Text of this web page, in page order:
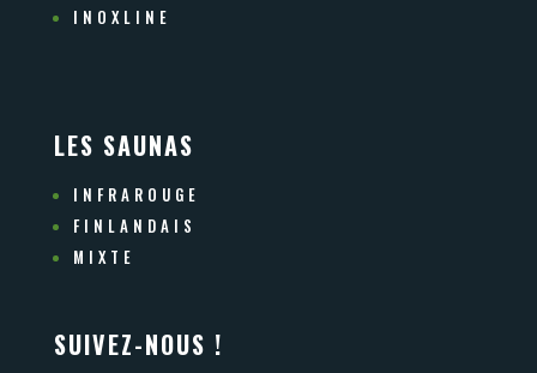
INOXLINE
LES SAUNAS
INFRAROUGE
FINLANDAIS
MIXTE
SUIVEZ-NOUS !